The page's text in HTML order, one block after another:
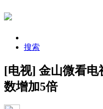
搜索
[电视] 金山微看电
数增加5倍